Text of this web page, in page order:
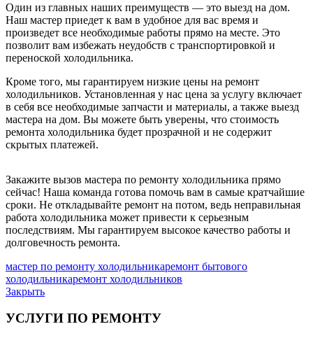
Один из главных наших преимуществ — это выезд на дом.
Наш мастер приедет к вам в удобное для вас время и
произведет все необходимые работы прямо на месте. Это
позволит вам избежать неудобств с транспортировкой и
переноской холодильника.
Кроме того, мы гарантируем низкие цены на ремонт
холодильников. Установленная у нас цена за услугу включает
в себя все необходимые запчасти и материалы, а также выезд
мастера на дом. Вы можете быть уверены, что стоимость
ремонта холодильника будет прозрачной и не содержит
скрытых платежей.
Закажите вызов мастера по ремонту холодильника прямо
сейчас! Наша команда готова помочь вам в самые кратчайшие
сроки. Не откладывайте ремонт на потом, ведь неправильная
работа холодильника может привести к серьезным
последствиям. Мы гарантируем высокое качество работы и
долговечность ремонта.
мастер по ремонту холодильникаремонт бытового
холодильникаремонт холодильников
Закрыть
УСЛУГИ ПО РЕМОНТУ